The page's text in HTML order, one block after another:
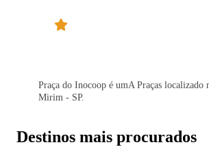
Praça do Inocoop é umA Praças localizado
Mirim - SP.
Destinos mais procurados